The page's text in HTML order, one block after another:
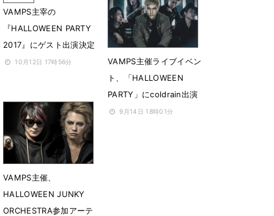
VAMPS主宰の
『HALLOWEEN PARTY
2017』にゲスト出演決定
10月12日 17時56分
VAMPS主催ライブイベン
ト、「HALLOWEEN
PARTY」にcoldrain出演
9月14日 18時01分
VAMPS主催、
HALLOWEEN JUNKY
ORCHESTRA参加アーテ